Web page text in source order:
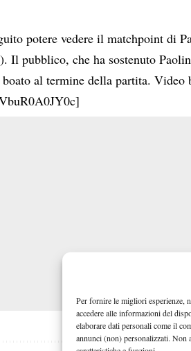
Per fornire le migliori esperienze,
accedere alle informazioni del
elaborare dati personali come il
annunci (non) personalizzati. Non
potere vedere il matchpoint di
Il pubblico, che ha sostenuto
al termine della partita. Video